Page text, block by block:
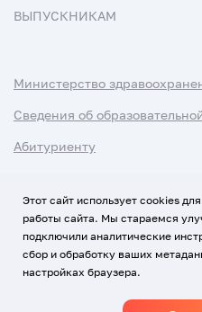
ВЫПУСКНИКАМ
Министерство
Сведения об
Абитуриенту
Использование Cookies
Политика обработки
Этот сайт использует cookies
работы сайта. Мы стараемся
подключили аналитические
сбор и обработку ваших
настройках браузера.